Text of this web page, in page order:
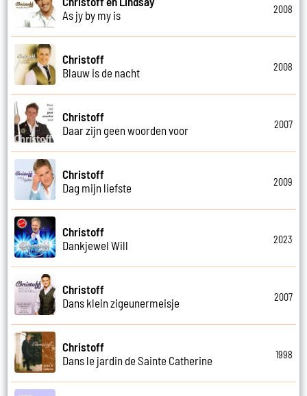
As jy by my is
2008
Christoff
Blauw is de nacht
2008
Christoff
Daar zijn geen woorden voor
2007
Christoff
Dag mijn liefste
2009
Christoff
Dankjewel Will
2023
Christoff
Dans klein zigeunermeisje
2007
Christoff
Dans le jardin de Sainte Catherine
1998